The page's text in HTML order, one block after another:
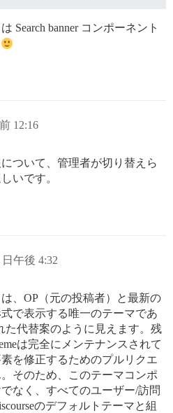
Search banner コンポーネント
12:16
ついて、管理者が切り替えら
いです。
午後 4:32
、OP（元の投稿者）と最新の
で表示する唯一のテーマであ
た代替案のように見えます。残
は完全にメンテナンスされて
を修正するためのプルリクエ
そのため、このテーマコンポ
なく、すべてのユーザー/訪問
のデフォルトテーマと組